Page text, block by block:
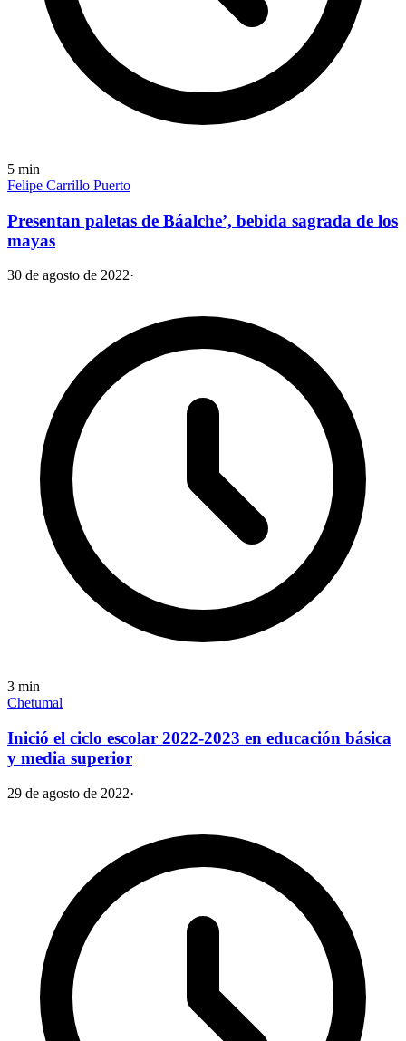
5 min
Felipe Carrillo Puerto
Presentan paletas de Báalche’, bebida sagrada de los
mayas
30 de agosto de 2022·
3 min
Chetumal
Inició el ciclo escolar 2022-2023 en educación básica
y media superior
29 de agosto de 2022·